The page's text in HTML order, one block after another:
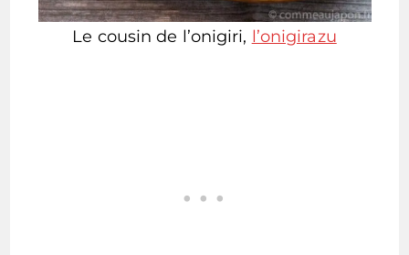
Le cousin de l’onigiri, l’onigirazu